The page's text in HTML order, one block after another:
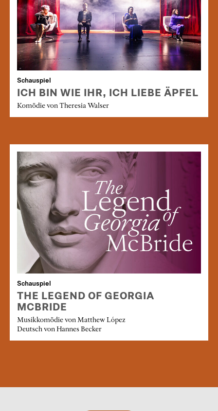
Schauspiel
ICH BIN WIE IHR, ICH LIEBE ÄPFEL
Komödie von Theresia Walser
Schauspiel
THE LEGEND OF GEORGIA
MCBRIDE
Musikkomödie von Matthew López
Deutsch von Hannes Becker